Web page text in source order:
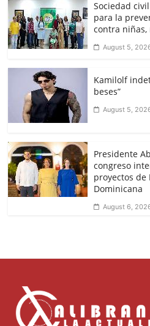
Sociedad
para la
contra niñas,
August 5,
Kamilolf
beses”
August 5,
Presidente
congreso
proyectos de
Dominicana
August 6,